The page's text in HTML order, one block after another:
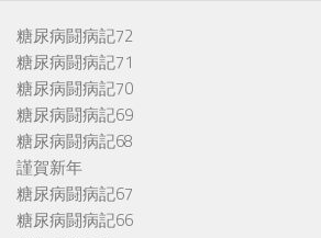
糖尿病闘病記72
糖尿病闘病記71
糖尿病闘病記70
糖尿病闘病記69
糖尿病闘病記68
謹賀新年
糖尿病闘病記67
糖尿病闘病記66